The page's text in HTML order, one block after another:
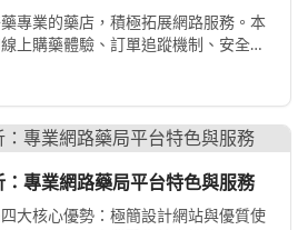
專業的藥店，積極拓展網路服務。本
上購藥體驗、訂單追蹤機制、安全付
專業網路藥局平台特色與服務
大核心優勢：極簡設計網站與優質使